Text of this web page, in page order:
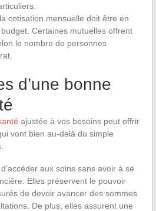
cotisation mensuelle doit être en
Certaines mutuelles offrent
le nombre de personnes
d’une bonne
ajustée à vos besoins peut offrir
vont bien au-delà du simple
aux soins sans avoir à se
Elles préservent le pouvoir
de devoir avancer des sommes
De plus, elles assurent une